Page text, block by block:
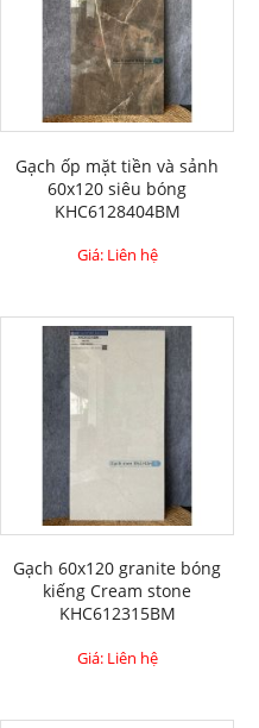
Gạch ốp mặt tiền và sảnh
60x120 siêu bóng
KHC6128404BM
Giá: Liên hệ
Gạch 60x120 granite bóng
kiếng Cream stone
KHC612315BM
Giá: Liên hệ